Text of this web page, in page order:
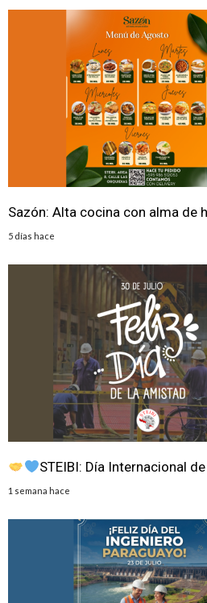
Sazón: Alta cocina con alma de
5 días hace
STEIBI: Día Internacional
1 semana hace